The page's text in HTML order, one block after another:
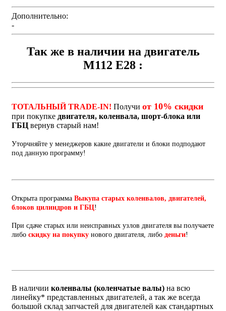
Дополнительно:
-
Так же в наличии на двигатель
M112 E28 :
ТОТАЛЬНЫЙ TRADE-IN! Получи от 10% скидки
при покупке двигателя, коленвала, шорт-блока или
ГБЦ вернув старый нам!
Уторчняйте у менеджеров какие двигатели и блоки подподают
под данную программу!
Открыта программа Выкупа старых коленвалов, двигателей,
блоков цилиндров и ГБЦ!
При сдаче старых или неисправных узлов двигателя вы получаете
либо скидку на покупку нового двигателя, либо деньги!
В наличии коленвалы (коленчатые валы) на всю
линейку* представленных двигателей, а так же всегда
большой склад запчастей для двигателей как стандартных